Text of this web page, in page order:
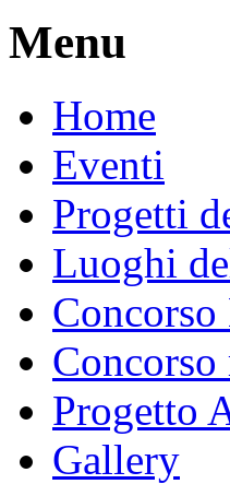
Menu
Home
Eventi
Progetti
Luoghi
Concorso
Progetto
Gallery